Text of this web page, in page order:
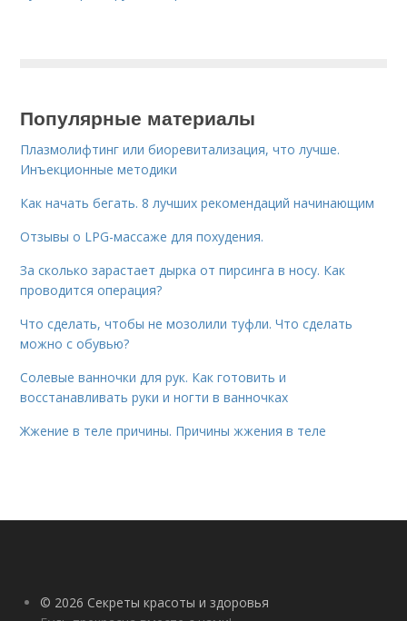
Популярные материалы
Плазмолифтинг или биоревитализация, что лучше.
Инъекционные методики
Как начать бегать. 8 лучших рекомендаций начинающим
Отзывы о LPG-массаже для похудения.
За сколько зарастает дырка от пирсинга в носу. Как
проводится операция?
Что сделать, чтобы не мозолили туфли. Что сделать
можно с обувью?
Солевые ванночки для рук. Как готовить и
восстанавливать руки и ногти в ванночках
Жжение в теле причины. Причины жжения в теле
© 2026 Секреты красоты и здоровья